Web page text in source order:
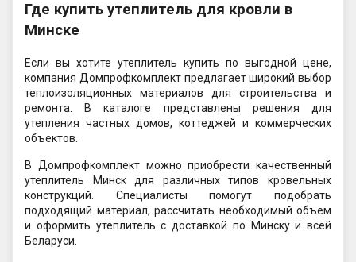
Где купить утеплитель для кровли в
Минске
Если вы хотите утеплитель купить по выгодной цене,
компания Домпрофкомплект предлагает широкий выбор
теплоизоляционных материалов для строительства и
ремонта. В каталоге представлены решения для
утепления частных домов, коттеджей и коммерческих
объектов.
В Домпрофкомплект можно приобрести качественный
утеплитель Минск для различных типов кровельных
конструкций. Специалисты помогут подобрать
подходящий материал, рассчитать необходимый объем
и оформить утеплитель с доставкой по Минску и всей
Беларуси.